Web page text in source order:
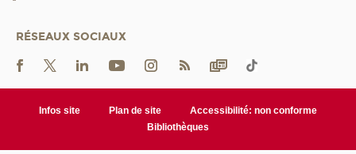
RÉSEAUX SOCIAUX
Infos site Plan de site
Accessibilité: non conforme
Bibliothèques